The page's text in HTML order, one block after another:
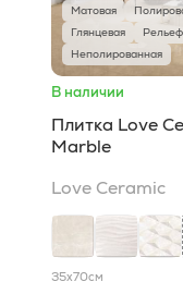
Матовая
Глянцевая
Неполированная
В наличии
Плитка Love
Marble
Love Ceramic
35x70см